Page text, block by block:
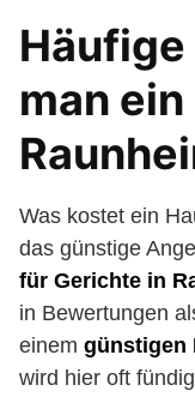
man
Was kostet ein
das günstige
für Gerichte in
in Bewertungen
einem günstigen
wird hier oft